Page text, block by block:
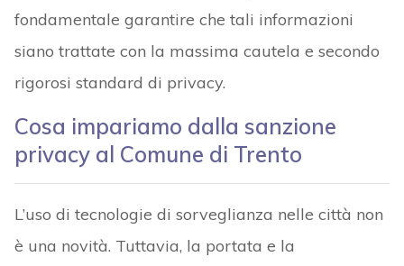
fondamentale garantire che tali informazioni
siano trattate con la massima cautela e secondo
rigorosi standard di privacy.
Cosa impariamo dalla sanzione
privacy al Comune di Trento
L’uso di tecnologie di sorveglianza nelle città non
è una novità. Tuttavia, la portata e la